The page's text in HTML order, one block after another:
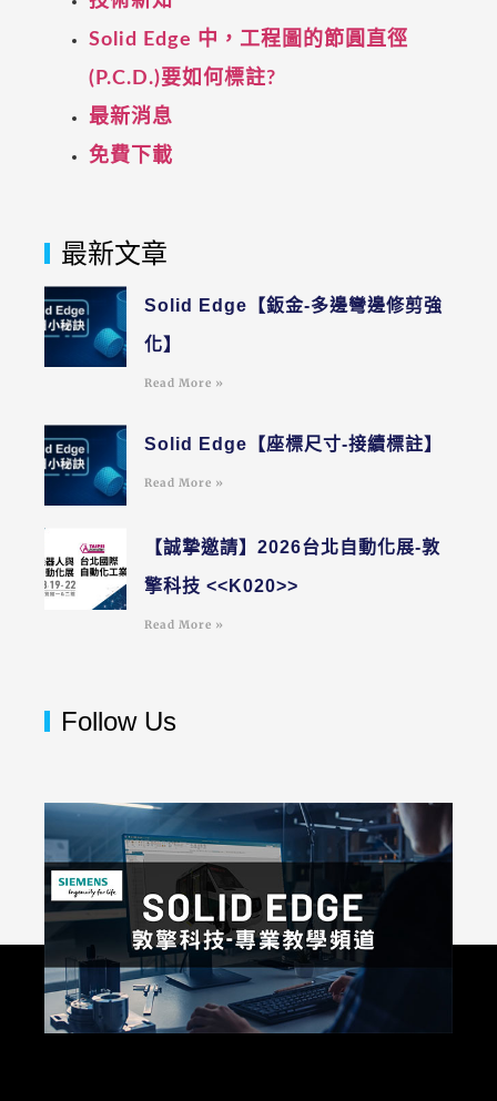
Solid Edge 中，工程圖的節圓直徑
(P.C.D.)要如何標註?
最新消息
免費下載
最新文章
Solid Edge【鈑金-多邊彎邊修剪強
化】
Read More »
Solid Edge【座標尺寸-接續標註】
Read More »
【誠摯邀請】2026台北自動化展-敦
擎科技 <<K020>>
Read More »
Follow Us